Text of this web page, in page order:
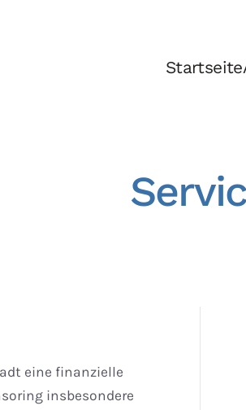
Startseite
eine finanzielle
insbesondere